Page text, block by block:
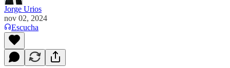
Jorge Urios
nov 02, 2024
Escucha